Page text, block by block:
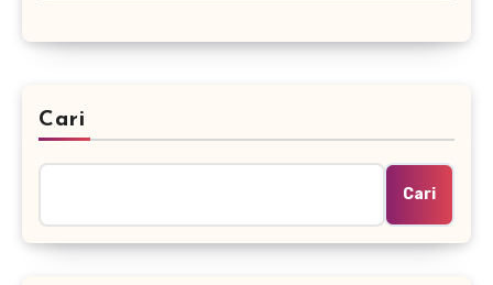
Cari
Cari